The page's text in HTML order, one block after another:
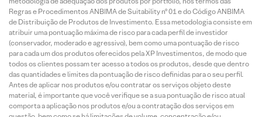
Regras e Procedimentos ANBIMA de Suitability nº 01 e do Código ANBIMA
de Distribuição de Produtos de Investimento. Essa metodologia consiste em
atribuir uma pontuação máxima de risco para cada perfil de investidor
(conservador, moderado e agressivo), bem como uma pontuação de risco
para cada um dos produtos oferecidos pela XP Investimentos, de modo que
todos os clientes possam ter acesso a todos os produtos, desde que dentro
das quantidades e limites da pontuação de risco definidas para o seu perfil.
Antes de aplicar nos produtos e/ou contratar os serviços objeto deste
material, é importante que você verifique se a sua pontuação de risco atual
comporta a aplicação nos produtos e/ou a contratação dos serviços em